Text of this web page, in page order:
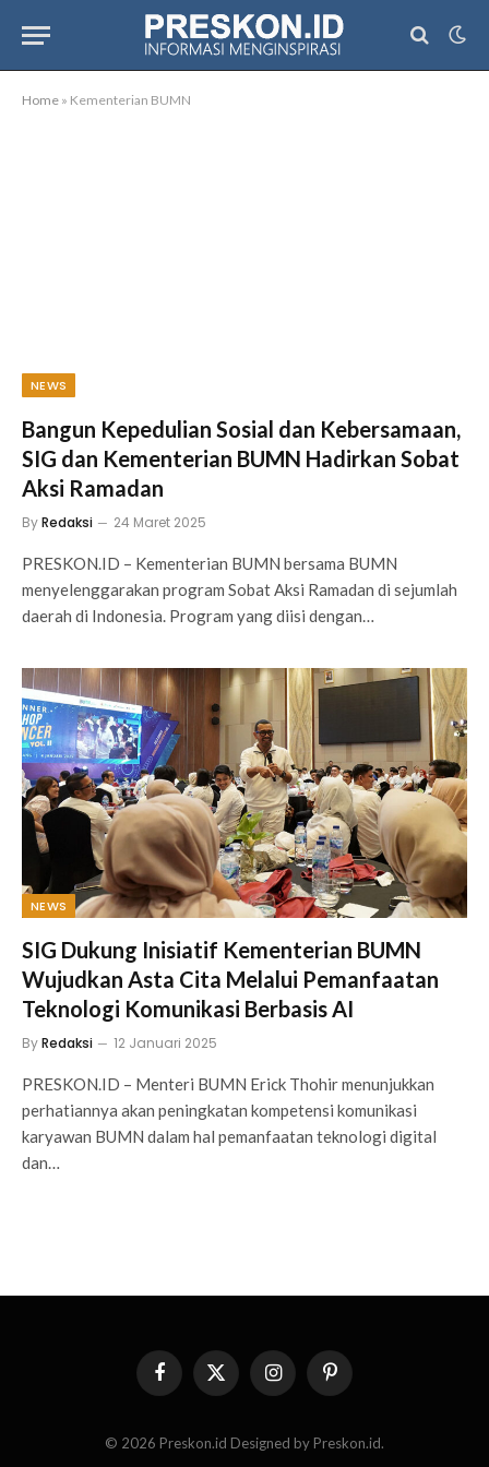
Home » Kementerian BUMN
NEWS
Bangun Kepedulian Sosial dan Kebersamaan,
SIG dan Kementerian BUMN Hadirkan Sobat
Aksi Ramadan
ByRedaksi 24 Maret 2025
PRESKON.ID – Kementerian BUMN bersama BUMN
menyelenggarakan program Sobat Aksi Ramadan di sejumlah
daerah di Indonesia. Program yang diisi dengan…
NEWS
SIG Dukung Inisiatif Kementerian BUMN
Wujudkan Asta Cita Melalui Pemanfaatan
Teknologi Komunikasi Berbasis AI
ByRedaksi 12 Januari 2025
PRESKON.ID – Menteri BUMN Erick Thohir menunjukkan
perhatiannya akan peningkatan kompetensi komunikasi
karyawan BUMN dalam hal pemanfaatan teknologi digital
dan…
FacebookX
(Twitter)
InstagramPinterest
© 2026 Preskon.id Designed by Preskon.id.